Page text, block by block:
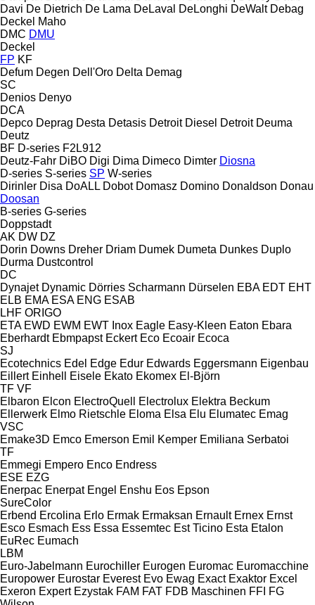
Davi De Dietrich De Lama DeLaval DeLonghi DeWalt Debag
Deckel Maho
DMC DMU
Deckel
FP KF
Defum Degen Dell'Oro Delta Demag
SC
Denios Denyo
DCA
Depco Deprag Desta Detasis Detroit Diesel Detroit Deuma
Deutz
BF D-series F2L912
Deutz-Fahr DiBO Digi Dima Dimeco Dimter Diosna
D-series S-series SP W-series
Dirinler Disa DoALL Dobot Domasz Domino Donaldson Donau
Doosan
B-series G-series
Doppstadt
AK DW DZ
Dorin Downs Dreher Driam Dumek Dumeta Dunkes Duplo
Durma Dustcontrol
DC
Dynajet Dynamic Dörries Scharmann Dürselen EBA EDT EHT
ELB EMA ESA ENG ESAB
LHF ORIGO
ETA EWD EWM EWT Inox Eagle Easy-Kleen Eaton Ebara
Eberhardt Ebmpapst Eckert Eco Ecoair Ecoca
SJ
Ecotechnics Edel Edge Edur Edwards Eggersmann Eigenbau
Eillert Einhell Eisele Ekato Ekomex El-Björn
TF VF
Elbaron Elcon ElectroQuell Electrolux Elektra Beckum
Ellerwerk Elmo Rietschle Eloma Elsa Elu Elumatec Emag
VSC
Emake3D Emco Emerson Emil Kemper Emiliana Serbatoi
TF
Emmegi Empero Enco Endress
ESE EZG
Enerpac Enerpat Engel Enshu Eos Epson
SureColor
Erbend Ercolina Erlo Ermak Ermaksan Ernault Ernex Ernst
Esco Esmach Ess Essa Essemtec Est Ticino Esta Etalon
EuRec Eumach
LBM
Euro-Jabelmann Eurochiller Eurogen Euromac Euromacchine
Europower Eurostar Everest Evo Ewag Exact Exaktor Excel
Exeron Expert Ezystak FAM FAT FDB Maschinen FFI FG